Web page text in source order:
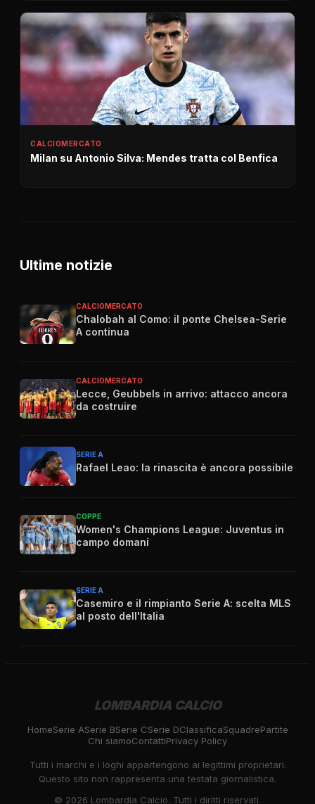
CALCIOMERCATO
Milan su Antonio Silva: Mendes tratta col Benfica
Ultime notizie
CALCIOMERCATO
Chalobah al Como: il ponte Chelsea-Serie
A continua
CALCIOMERCATO
Lecce, Geubbels in arrivo: attacco ancora
da costruire
SERIE A
Rafael Leao: la rinascita è ancora possibile
COPPE
Women's Champions League: Juventus in
campo domani
SERIE A
Casemiro e il rimpianto Serie A: scelta MLS
al posto dell'Italia
LOMBARDIA CALCIO
HomeSerie ASerie BSerie CSerie DClassificaSquadrePartite
Chi siamoContattiPrivacy Policy
Tutti i marchi e i loghi appartengono ai legittimi proprietari.
Questo sito non rappresenta una testata giornalistica.
© 2026 Lombardia Calcio. Tutti i diritti riservati.